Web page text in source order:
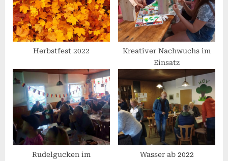
o
s
t
t
:
Herbstfest 2022
Kreativer Nachwuchs im
Einsatz
Rudelgucken im
Wasser ab 2022